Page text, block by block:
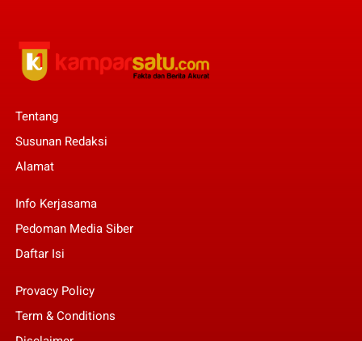
Tentang
Susunan Redaksi
Alamat
Info Kerjasama
Pedoman Media Siber
Daftar Isi
Provacy Policy
Term & Conditions